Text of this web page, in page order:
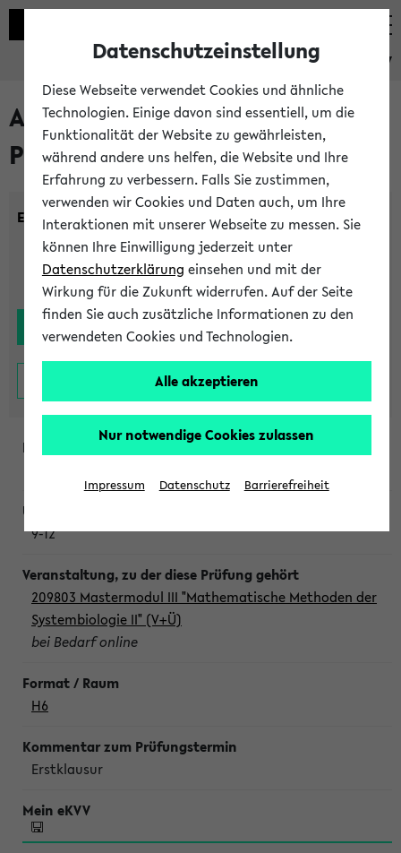
eKVV
Alle noch stattfindenden
Prüfungen
Einrichtung:
9-12
209803 Mastermodul III "Mathematische Methoden der
Systembiologie II" (V+Ü)
bei Bedarf online
H6
Erstklausur
Datenschutzeinstellung
Diese Webseite verwendet Cookies und ähnliche
Technologien. Einige davon sind essentiell, um die
Funktionalität der Website zu gewährleisten,
während andere uns helfen, die Website und Ihre
Erfahrung zu verbessern. Falls Sie zustimmen,
verwenden wir Cookies und Daten auch, um Ihre
Interaktionen mit unserer Webseite zu messen. Sie
können Ihre Einwilligung jederzeit unter
Datenschutzerklärung einsehen und mit der
Wirkung für die Zukunft widerrufen. Auf der Seite
finden Sie auch zusätzliche Informationen zu den
verwendeten Cookies und Technologien.
Alle akzeptieren
Nur notwendige Cookies zulassen
Impressum Datenschutz Barrierefreiheit